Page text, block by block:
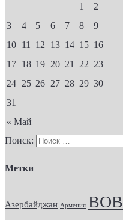
« Май
1
2
3
4 5 6 7 8
9
10 11 12 13 14 15 16
17 18 19 20 21 22 23
24 25 26 27 28 29 30
31
Поиск:
Метки
Азербайджан Армения ВОВ